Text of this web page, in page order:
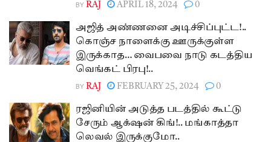
BY RAJ APRIL 18, 2024 0
அஜித் அண்ணனை அடிச்சிப்புட்ட!..
கொஞ்ச நாளைக்கு ஊருக்குள்ள
இருக்காத… வைபவை நாடு கடத்திய
வெங்கட் பிரபு!..
BY RAJ FEBRUARY 25, 2024 0
ரஜினியின் அடுத்த படத்தில் கூட்டு
சேரும் ஆக்‌ஷன் கிங்!.. மங்காத்தா
லெவல் இருக்குமோ..